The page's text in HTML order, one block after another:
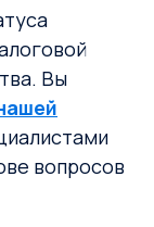
Вы
вопросов